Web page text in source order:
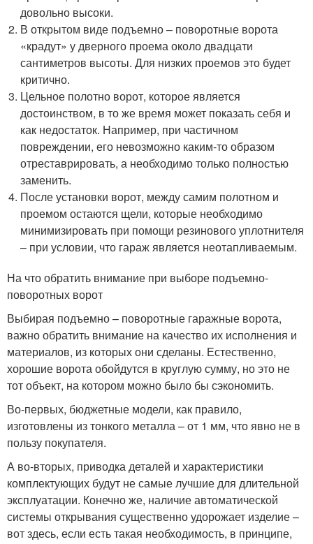
довольно высоки.
В открытом виде подъемно – поворотные ворота
«крадут» у дверного проема около двадцати
сантиметров высоты. Для низких проемов это будет
критично.
Цельное полотно ворот, которое является
достоинством, в то же время может показать себя и
как недостаток. Например, при частичном
повреждении, его невозможно каким-то образом
отреставрировать, а необходимо только полностью
заменить.
После установки ворот, между самим полотном и
проемом остаются щели, которые необходимо
минимизировать при помощи резинового уплотнителя
– при условии, что гараж является неотапливаемым.
На что обратить внимание при выборе подъемно-
поворотных ворот
Выбирая подъемно – поворотные гаражные ворота,
важно обратить внимание на качество их исполнения и
материалов, из которых они сделаны. Естественно,
хорошие ворота обойдутся в круглую сумму, но это не
тот объект, на котором можно было бы сэкономить.
Во-первых, бюджетные модели, как правило,
изготовлены из тонкого металла – от 1 мм, что явно не в
пользу покупателя.
А во-вторых, приводка деталей и характеристики
комплектующих будут не самые лучшие для длительной
эксплуатации. Конечно же, наличие автоматической
системы открывания существенно удорожает изделие –
вот здесь, если есть такая необходимость, в принципе,